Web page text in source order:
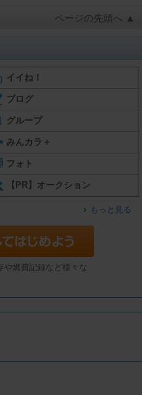
ページの先頭へ ▲
イイね！
ブログ
グループ
みんカラ＋
フォト
【PR】オークション
もっと見る
や燃費記録など様々な